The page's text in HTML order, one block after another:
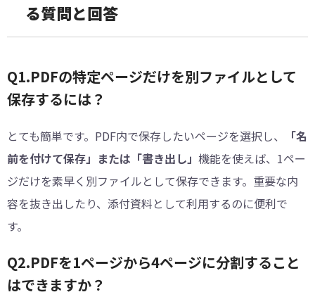
る質問と回答
Q1.PDFの特定ページだけを別ファイルとして
保存するには？
とても簡単です。PDF内で保存したいページを選択し、
「名
前を付けて保存」または「書き出し」 機能を使えば、1ペー
ジだけを素早く別ファイルとして保存できます。重要な内
容を抜き出したり、添付資料として利用するのに便利で
す。
Q2.PDFを1ページから4ページに分割すること
はできますか？